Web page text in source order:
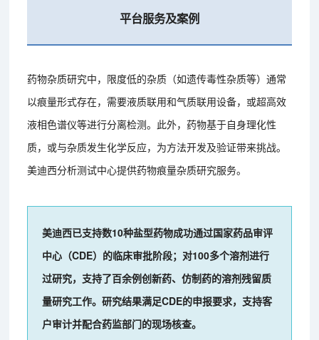
平台服务及案例
药物杂质研究中，限度低的杂质（如遗传毒性杂质等）通常
以痕量形式存在，需要液质联用和气质联用设备，或超高效
液相色谱仪等进行分离检测。此外，药物基于自身理化性
质，或与杂质发生化学反应，为方法开发及验证带来挑战。
美迪西分析测试中心提供药物痕量杂质研究服务。
美迪西已支持数10种盐型药物成功通过国家药品审评
中心（CDE）的临床审批阶段；对100多个溶剂进行
过研究，支持了百余例创新药、仿制药的溶剂残留质
量研究工作。研究结果满足CDE的申报要求，支持客
户审计并配合药监部门的现场核查。